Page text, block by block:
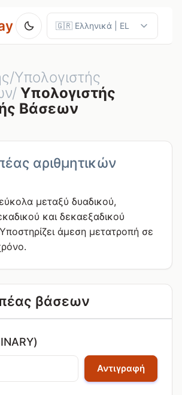
Υπολογιστής
Υπολογιστής
Βάσεων
αριθμητικών
μεταξύ δυαδικού,
και δεκαεξαδικού
άμεση μετατροπή σε
βάσεων
Αντιγραφή